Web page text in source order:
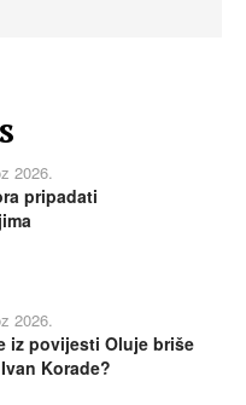
2026.
pripadati
2026.
iz povijesti Oluje briše
Korade?